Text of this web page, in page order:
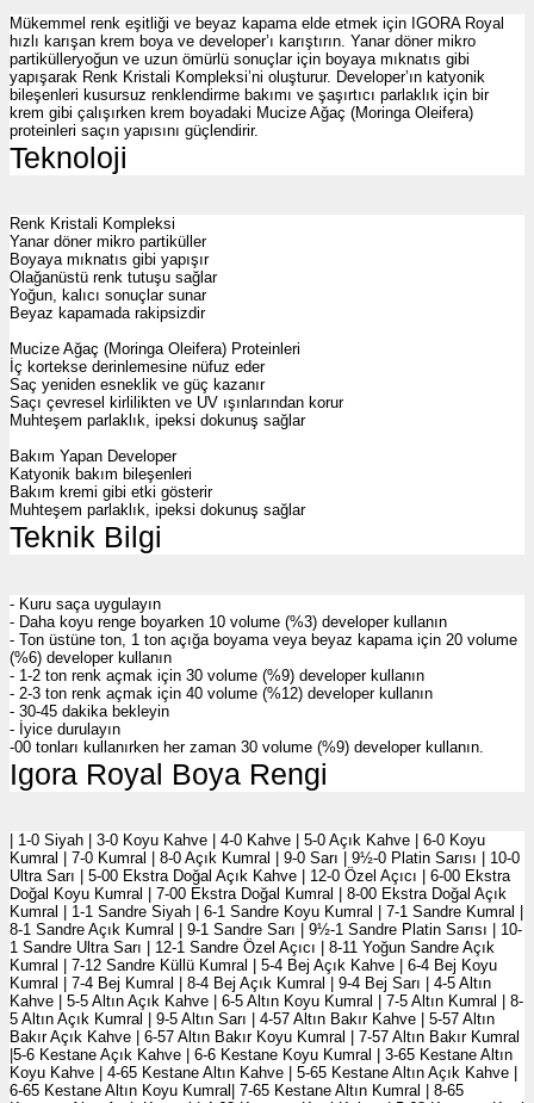
Mükemmel renk eşitliği ve beyaz kapama elde etmek için IGORA Royal
hızlı karışan krem boya ve developer’ı karıştırın. Yanar döner mikro
partikülleryoğun ve uzun ömürlü sonuçlar için boyaya mıknatıs gibi
yapışarak Renk Kristali Kompleksi’ni oluşturur. Developer’ın katyonik
bileşenleri kusursuz renklendirme bakımı ve şaşırtıcı parlaklık için bir
krem gibi çalışırken krem boyadaki Mucize Ağaç (Moringa Oleifera)
proteinleri saçın yapısını güçlendirir.
Teknoloji
Renk Kristali Kompleksi
Yanar döner mikro partiküller
Boyaya mıknatıs gibi yapışır
Olağanüstü renk tutuşu sağlar
Yoğun, kalıcı sonuçlar sunar
Beyaz kapamada rakipsizdir
Mucize Ağaç (Moringa Oleifera) Proteinleri
İç kortekse derinlemesine nüfuz eder
Saç yeniden esneklik ve güç kazanır
Saçı çevresel kirlilikten ve UV ışınlarından korur
Muhteşem parlaklık, ipeksi dokunuş sağlar
Bakım Yapan Developer
Katyonik bakım bileşenleri
Bakım kremi gibi etki gösterir
Muhteşem parlaklık, ipeksi dokunuş sağlar
Teknik Bilgi
- Kuru saça uygulayın
- Daha koyu renge boyarken 10 volume (%3) developer kullanın
- Ton üstüne ton, 1 ton açığa boyama veya beyaz kapama için 20 volume
(%6) developer kullanın
- 1-2 ton renk açmak için 30 volume (%9) developer kullanın
- 2-3 ton renk açmak için 40 volume (%12) developer kullanın
- 30-45 dakika bekleyin
- İyice durulayın
-00 tonları kullanırken her zaman 30 volume (%9) developer kullanın.
Igora Royal Boya Rengi
| 1-0 Siyah | 3-0 Koyu Kahve | 4-0 Kahve | 5-0 Açık Kahve | 6-0 Koyu
Kumral | 7-0 Kumral | 8-0 Açık Kumral | 9-0 Sarı | 9½-0 Platin Sarısı | 10-0
Ultra Sarı | 5-00 Ekstra Doğal Açık Kahve | 12-0 Özel Açıcı | 6-00 Ekstra
Doğal Koyu Kumral | 7-00 Ekstra Doğal Kumral | 8-00 Ekstra Doğal Açık
Kumral | 1-1 Sandre Siyah | 6-1 Sandre Koyu Kumral | 7-1 Sandre Kumral |
8-1 Sandre Açık Kumral | 9-1 Sandre Sarı | 9½-1 Sandre Platin Sarısı | 10-
1 Sandre Ultra Sarı | 12-1 Sandre Özel Açıcı | 8-11 Yoğun Sandre Açık
Kumral | 7-12 Sandre Küllü Kumral | 5-4 Bej Açık Kahve | 6-4 Bej Koyu
Kumral | 7-4 Bej Kumral | 8-4 Bej Açık Kumral | 9-4 Bej Sarı | 4-5 Altın
Kahve | 5-5 Altın Açık Kahve | 6-5 Altın Koyu Kumral | 7-5 Altın Kumral | 8-
5 Altın Açık Kumral | 9-5 Altın Sarı | 4-57 Altın Bakır Kahve | 5-57 Altın
Bakır Açık Kahve | 6-57 Altın Bakır Koyu Kumral | 7-57 Altın Bakır Kumral
|5-6 Kestane Açık Kahve | 6-6 Kestane Koyu Kumral | 3-65 Kestane Altın
Koyu Kahve | 4-65 Kestane Altın Kahve | 5-65 Kestane Altın Açık Kahve |
6-65 Kestane Altın Koyu Kumral| 7-65 Kestane Altın Kumral | 8-65